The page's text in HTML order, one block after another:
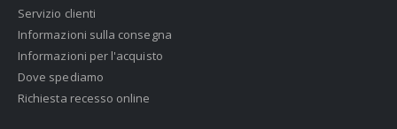
Servizio clienti
Informazioni sulla consegna
Informazioni per l'acquisto
Dove spediamo
Richiesta recesso online